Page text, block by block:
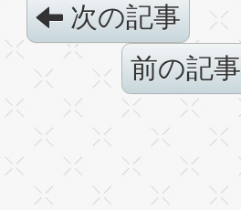
次の記事
前の記事